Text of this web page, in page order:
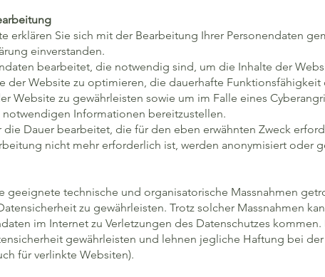
erklären Sie sich mit der Bearbeitung Ihrer Personendaten
einverstanden.
bearbeitet, die notwendig sind, um die Inhalte der
der Website zu optimieren, die dauerhafte Funktionsfähigkeit
Website zu gewährleisten sowie um im Falle eines
Informationen bereitzustellen.
Dauer bearbeitet, die für den eben erwähnten Zweck
nicht mehr erforderlich ist, werden anonymisiert oder
geeignete technische und organisatorische Massnahmen
zu gewährleisten. Trotz solcher Massnahmen
im Internet zu Verletzungen des Datenschutzes kommen.
gewährleisten und lehnen jegliche Haftung bei der
für verlinkte Websiten).